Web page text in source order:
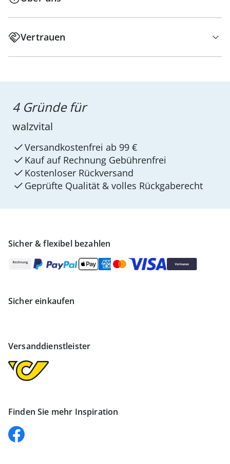
Vertrauen
Sicher & flexibel bezahlen
Sicher einkaufen
Versanddienstleister
Finden Sie mehr Inspiration
4 Gründe für
walzvital
Versandkostenfrei ab 99 €
Kauf auf Rechnung Gebührenfrei
Kostenloser Rückversand
Geprüfte Qualität & volles Rückgaberecht